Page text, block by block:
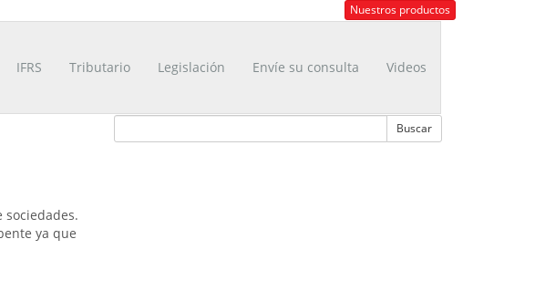
Nuestros productos
IFRS Tributario Legislación Envíe su consulta Videos
sociedades.
ya que